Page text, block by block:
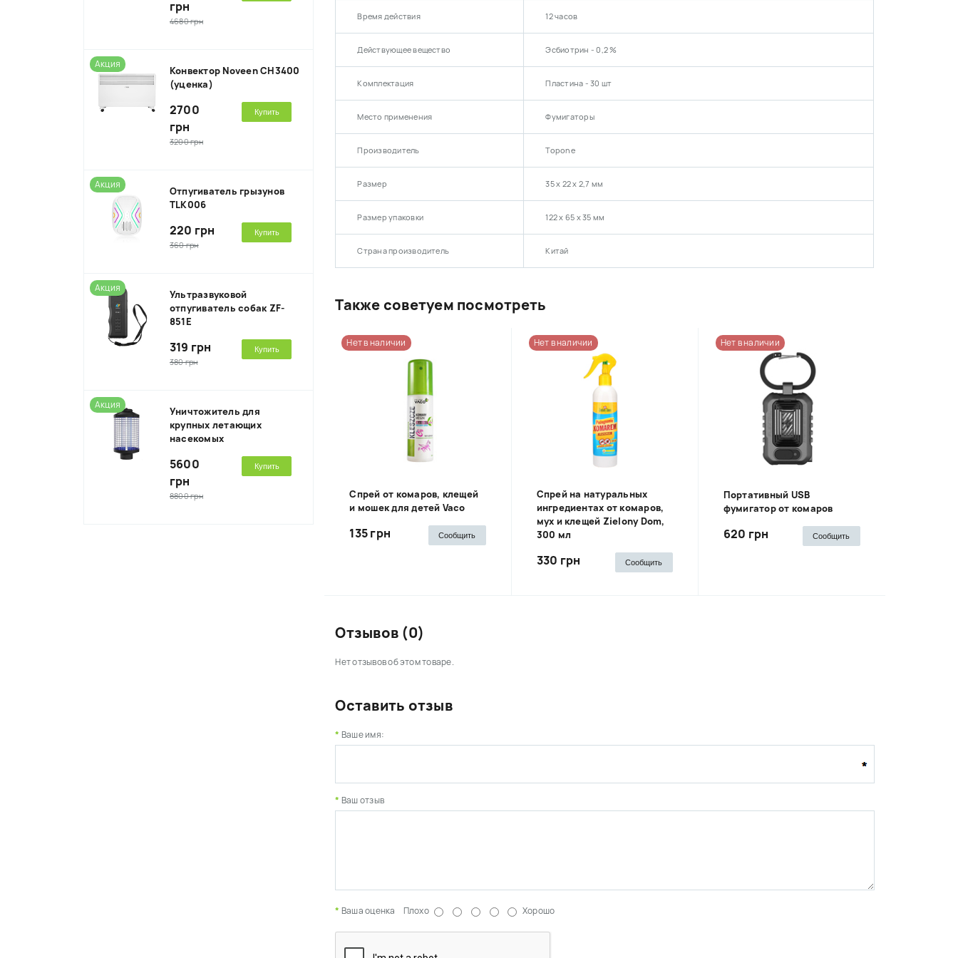
грн
4680 грн
Акция
Конвектор Noveen CH3400
(уценка)
2700
грн
3200 грн
Купить
Акция
Отпугиватель грызунов
TLK006
220 грн
360 грн
Купить
Акция
Ультразвуковой
отпугиватель собак ZF-
851E
319 грн
380 грн
Купить
Акция
Уничтожитель для
крупных летающих
насекомых
5600
грн
8800 грн
Купить
Время действия 12 часов
Действующее вещество Эсбиотрин - 0,2 %
Комплектация Пластина - 30 шт
Место применения Фумигаторы
Производитель Topone
Размер 35 х 22 х 2,7 мм
Размер упаковки 122 х 65 х 35 мм
Страна производитель Китай
Также советуем посмотреть
Нет в наличии
Спрей от комаров, клещей
и мошек для детей Vaco
135 грн Сообщить
Нет в наличии
Спрей на натуральных
ингредиентах от комаров,
мух и клещей Zielony Dom,
300 мл
330 грн Сообщить
Нет в наличии
Портативный USB
фумигатор от комаров
620 грн Сообщить
Отзывов (0)
Нет отзывов об этом товаре.
Оставить отзыв
Ваше имя:
Ваш отзыв
Ваша оценка Плохо Хорошо